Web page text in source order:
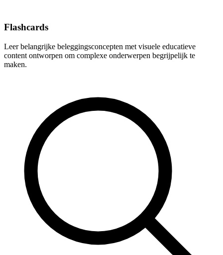
Flashcards
Leer belangrijke beleggingsconcepten met visuele educatieve
content ontworpen om complexe onderwerpen begrijpelijk te
maken.